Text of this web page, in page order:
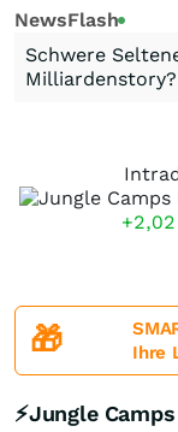
NewsFlash
Schwere
Milliardenstory?
+2,02
🎁
Ihre
⚡Jungle